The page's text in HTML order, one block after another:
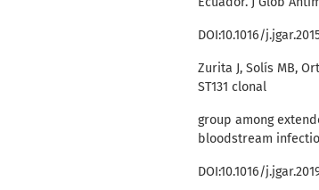
DOI:10.1016/
Zurita J, Solís MB,
ST131 clonal
group among
bloodstream
DOI:10.1016/